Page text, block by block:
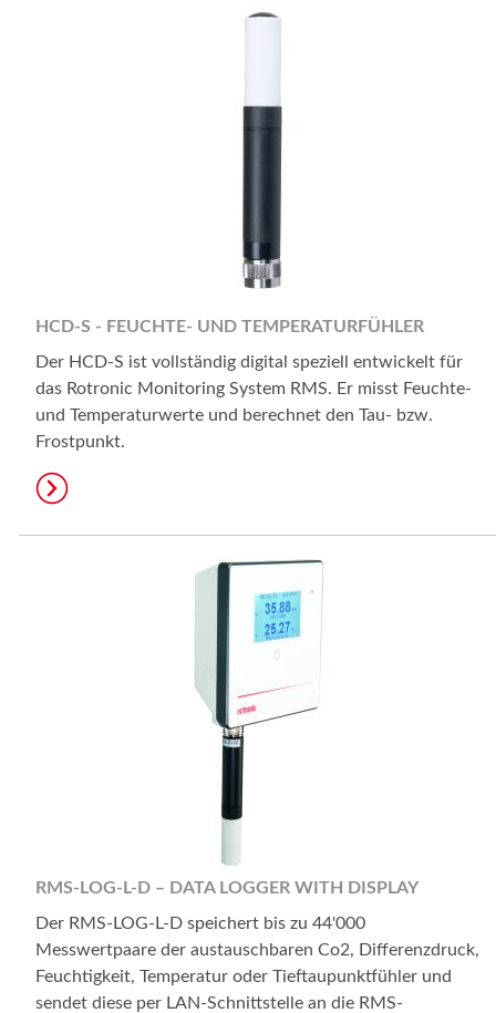
HCD-S - FEUCHTE- UND TEMPERATURFÜHLER
Der HCD-S ist vollständig digital speziell entwickelt für
das Rotronic Monitoring System RMS. Er misst Feuchte-
und Temperaturwerte und berechnet den Tau- bzw.
Frostpunkt.
RMS-LOG-L-D – DATA LOGGER WITH DISPLAY
Der RMS-LOG-L-D speichert bis zu 44'000
Messwertpaare der austauschbaren Co2, Differenzdruck,
Feuchtigkeit, Temperatur oder Tieftaupunktfühler und
sendet diese per LAN-Schnittstelle an die RMS-